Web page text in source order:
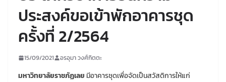
ประสงค์ขอเข้าพักอาคารชุด
ครั้งที่ 2/2564
15/09/2021 อรอุมา วงศ์กิตตะ
มหาวิทยาลัยราชภัฏเลยมีอาคารชุดเพื่อจัดเป็นสวัสดิการให้แก่